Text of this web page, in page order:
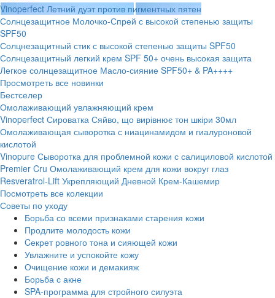
Vinoperfect Летний дуэт против пигментных пятен
Солнцезащитное Молочко-Спрей с высокой степенью защиты
SPF50
Солцнезащитный стик с высокой степенью защиты SPF50
Солнцезащитный легкий крем SPF 50+ очень высокая защита
Легкое солнцезащитное Масло-сияние SPF50+ & PA++++
Просмотреть все новинки
Бестселер
Омолаживающий увлажняющий крем
Vinoperfect Сироватка Сяйво, що вирівнює тон шкіри 30мл
Омолаживающая сыворотка с ниацинамидом и гиалуроновой
кислотой
Vinopure Сыворотка для проблемной кожи с салициловой кислотой
Premier Cru Омолаживающий крем для кожи вокруг глаз
Resveratrol-Lift Укрепляющий Дневной Крем-Кашемир
Посмотреть все колекции
Советы по уходу
Борьба со всеми признаками старения кожи
Продлите молодость кожи
Cекрет ровного тона и сияющей кожи
Увлажните и успокойте кожу
Очищение кожи и демакияж
Борьба с акне
SPA-программа для стройного силуэта